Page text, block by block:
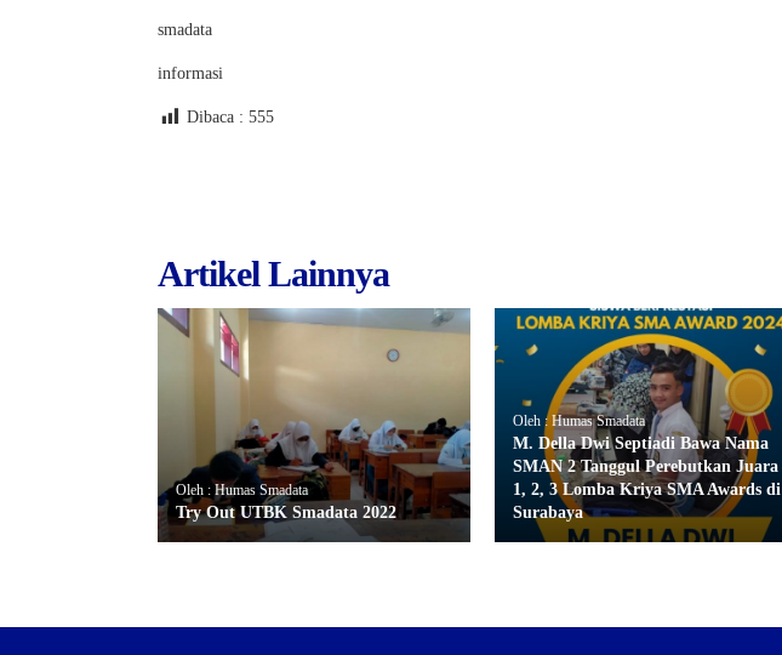
smadata
informasi
Dibaca : 555
Artikel Lainnya
Oleh : Humas Smadata
Try Out UTBK Smadata 2022
Oleh : Humas Smadata
M. Della Dwi Septiadi Bawa Nama
SMAN 2 Tanggul Perebutkan Juara
1, 2, 3 Lomba Kriya SMA Awards di
Surabaya